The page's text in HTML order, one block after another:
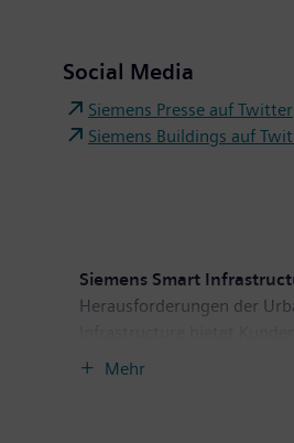
Social Media
Siemens Presse auf Twitter
Siemens Buildings auf
Siemens Smart
Herausforderungen der
Nutzung der Energie. Mit
Mehr